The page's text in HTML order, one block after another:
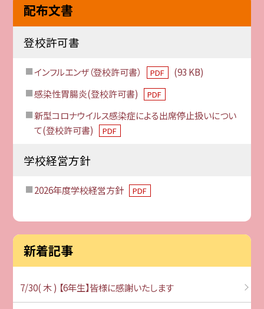
配布文書
登校許可書
インフルエンザ（登校許可書） PDF
(93 KB)
感染性胃腸炎(登校許可書)
PDF
新型コロナウイルス感染症による出席停止扱いについ
て(登校許可書)
PDF
学校経営方針
2026年度学校経営方針 PDF
新着記事
7/30( 木 ) 【6年生】皆様に感謝いたします